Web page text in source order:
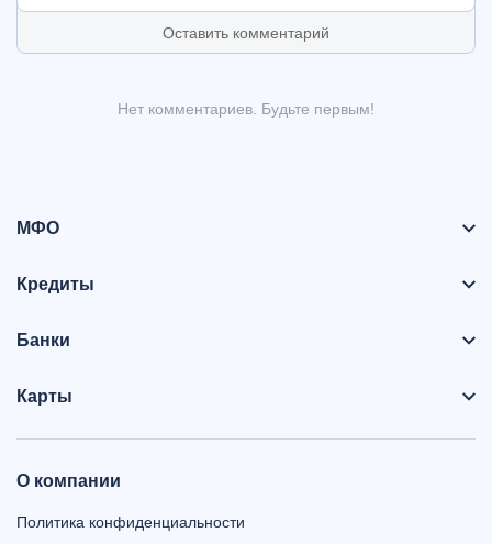
Оставить комментарий
Нет комментариев. Будьте первым!
МФО
Кредиты
Банки
Карты
О компании
Политика конфиденциальности